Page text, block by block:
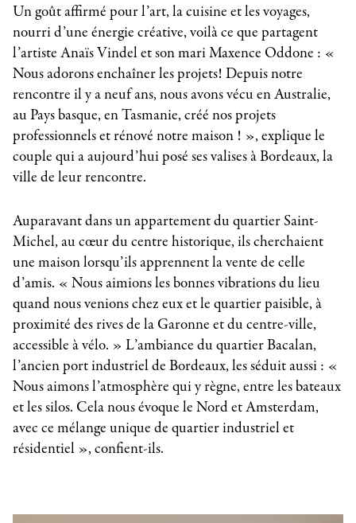
Un goût affirmé pour l’art, la cuisine et les voyages,
nourri d’une énergie créative, voilà ce que partagent
l’artiste Anaïs Vindel et son mari Maxence Oddone : «
Nous adorons enchaîner les projets! Depuis notre
rencontre il y a neuf ans, nous avons vécu en Australie,
au Pays basque, en Tasmanie, créé nos projets
professionnels et rénové notre maison ! », explique le
couple qui a aujourd’hui posé ses valises à Bordeaux, la
ville de leur rencontre.
Auparavant dans un appartement du quartier Saint-
Michel, au cœur du centre historique, ils cherchaient
une maison lorsqu’ils apprennent la vente de celle
d’amis. « Nous aimions les bonnes vibrations du lieu
quand nous venions chez eux et le quartier paisible, à
proximité des rives de la Garonne et du centre-ville,
accessible à vélo. » L’ambiance du quartier Bacalan,
l’ancien port industriel de Bordeaux, les séduit aussi : «
Nous aimons l’atmosphère qui y règne, entre les bateaux
et les silos. Cela nous évoque le Nord et Amsterdam,
avec ce mélange unique de quartier industriel et
résidentiel », confient-ils.